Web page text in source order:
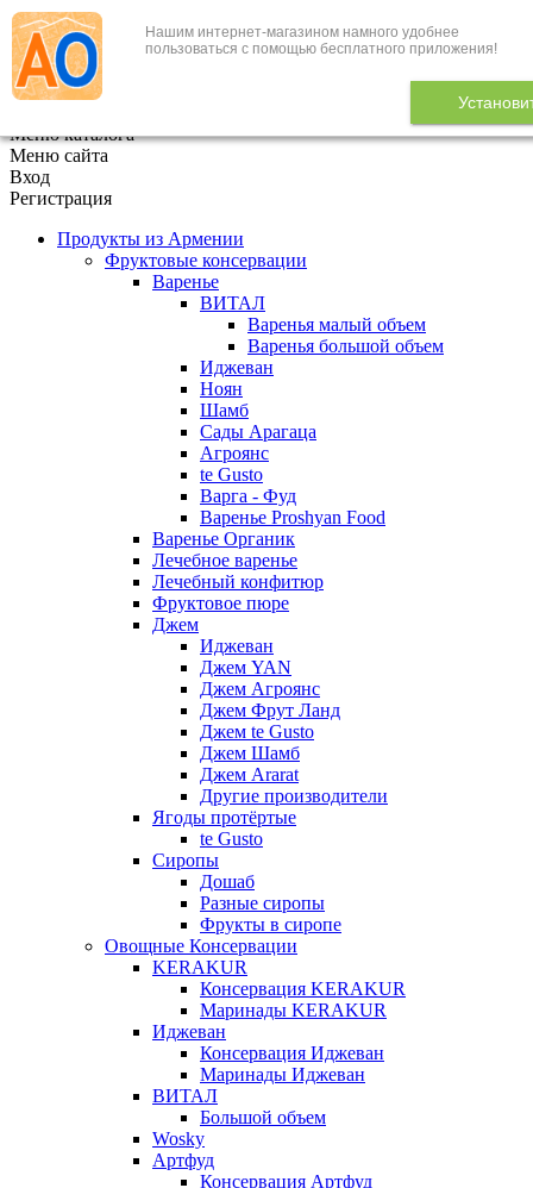
Нашим интернет-магазином намного удобнее
пользоваться с помощью бесплатного приложения!
+7 (495) 646-888-1
В корзине 0
Меню каталога
Меню сайта
Вход
Регистрация
Продукты из Армении
Фруктовые консервации
Варенье
ВИТАЛ
Варенья малый объем
Варенья большой объем
Иджеван
Ноян
Шамб
Сады Арагаца
Агроянс
te Gusto
Варга - Фуд
Варенье Proshyan Food
Варенье Органик
Лечебное варенье
Лечебный конфитюр
Фруктовое пюре
Джем
Иджеван
Джем YAN
Джем Агроянс
Джем Фрут Ланд
Джем te Gusto
Джем Шамб
Джем Ararat
Другие производители
Ягоды протёртые
te Gusto
Сиропы
Дошаб
Разные сиропы
Фрукты в сиропе
Овощные Консервации
KERAKUR
Консервация KERAKUR
Маринады KERAKUR
Иджеван
Консервация Иджеван
Маринады Иджеван
ВИТАЛ
Большой объем
Wosky
Артфуд
Консервация Артфуд